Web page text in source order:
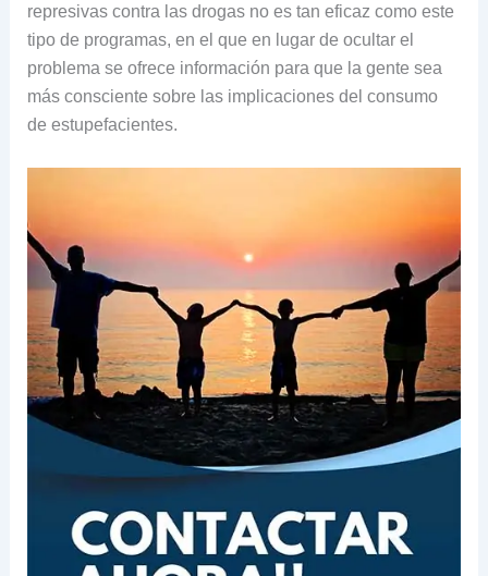
represivas contra las drogas no es tan eficaz como este
tipo de programas, en el que en lugar de ocultar el
problema se ofrece información para que la gente sea
más consciente sobre las implicaciones del consumo
de estupefacientes.